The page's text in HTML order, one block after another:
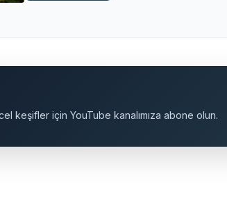
keşifler için YouTube kanalımıza abone olun.